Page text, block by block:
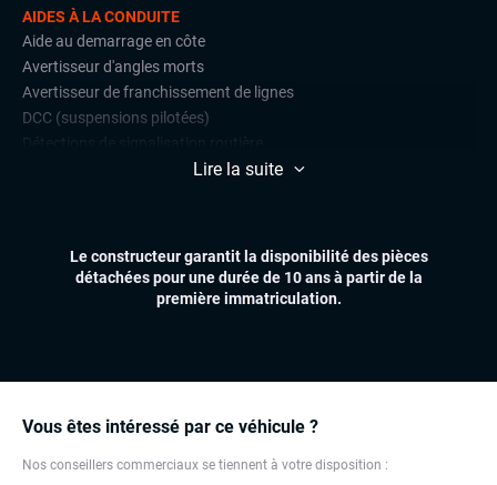
Vous êtes intéressé par ce véhicule ?
Nos conseillers commerciaux se tiennent à votre disposition :
AIDES À LA CONDUITE
Aide au demarrage en côte
Avertisseur d'angles morts
Avertisseur de franchissement de lignes
DCC (suspensions pilotées)
Front assist (avertisseur anti-collision)
Feux automatiques
Sièges chauffants
Lire la suite
Le constructeur garantit la disponibilité des pièces
détachées pour une durée de 10 ans à partir de la
première immatriculation.